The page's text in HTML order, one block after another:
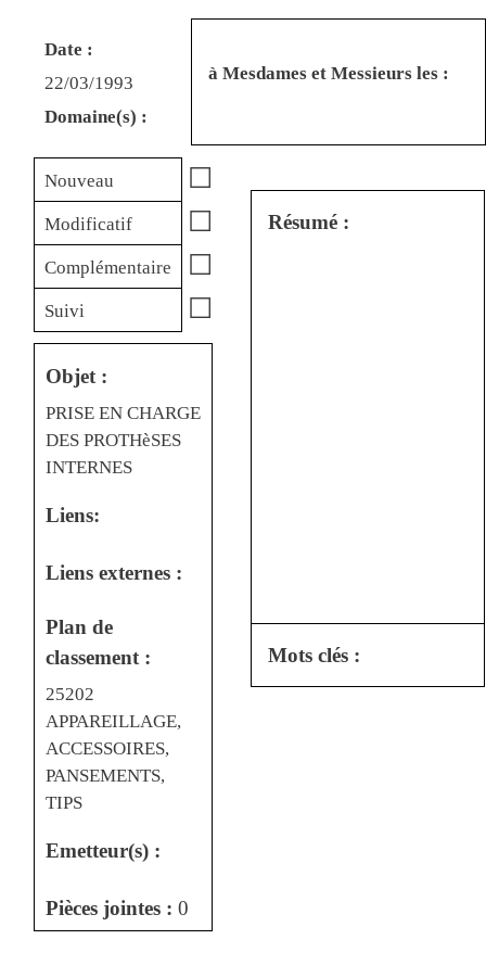
Date :
22/03/1993
Domaine(s) :
à Mesdames et Messieurs les :
Nouveau ☐
Modificatif ☐
Complémentaire ☐
Suivi ☐
Objet :
PRISE EN CHARGE
DES PROTHèSES
INTERNES
Liens:
Liens externes :
Plan de
classement :
25202
APPAREILLAGE,
ACCESSOIRES,
PANSEMENTS,
TIPS
Emetteur(s) :
Pièces jointes : 0
Résumé :
Mots clés :